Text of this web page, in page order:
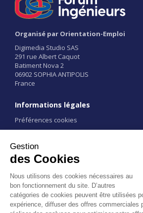
Organisé par Orientation-Emploi
Digimedia Studio SAS
291 rue Albert Caquot
Batiment Nova 2
06902 SOPHIA ANTIPOLIS
France
Informations légales
Préférences cookies
CGU
Liens
Contact